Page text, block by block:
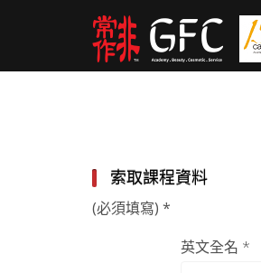
索取課程資料
(必須填寫) *
英文全名 *